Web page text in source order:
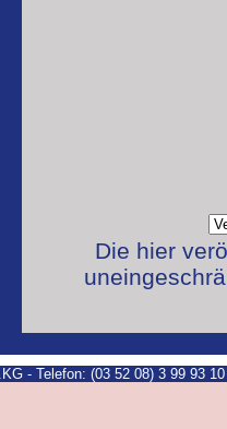
Die hier
- Telefon: (03 52 08) 3 99 93 10